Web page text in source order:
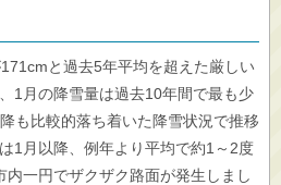
と過去5年平均を超えた厳しい
1月の降雪量は過去10年間で最も少
も比較的落ち着いた降雪状況で推移
1月以降、例年より平均で約1～2度
一円でザクザク路面が発生しまし